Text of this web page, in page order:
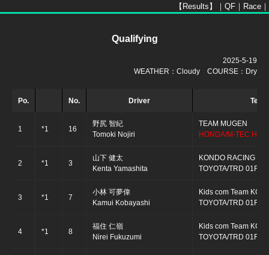
【Results】｜ QF｜ Race｜
Qualifying
2025-5-19
WEATHER：Cloudy COURSE：Dry
Po. No. Driver
1 *1 16
野尻 智紀
Tomoki Nojiri
TEAM MUGEN
HONDA/M-TEC HR-
2 *1 3
山下 健太
Kenta Yamashita
KONDO RACING
TOYOTA/TRD 01F
3 *1 7
小林 可夢偉
Kamui Kobayashi
Kids com Team
TOYOTA/TRD 01F
4 *1 8
福住 仁嶺
Nirei Fukuzumi
Kids com Team
TOYOTA/TRD 01F